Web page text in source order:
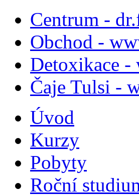
Centrum -
Obchod -
Detoxikace -
Čaje Tulsi -
Úvod
Kurzy
Pobyty
Roční